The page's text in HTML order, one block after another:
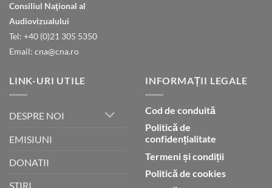
Consiliul Naţional al
Audiovizualului
Tel: +40 (0)21 305 5350
Email: cna@cna.ro
LINK-URI UTILE
DESPRE NOI
EMISIUNI
DONATII
STIRI
INFORMAȚII LEGALE
Cod de conduită
Politică de
confidențialitate
Termeni și condiții
Politică de cookies